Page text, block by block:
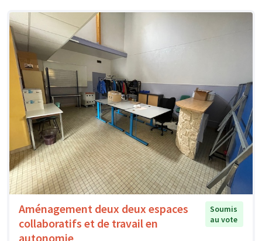
Aménagement deux deux espaces
collaboratifs et de travail en
autonomie
Soumis
au vote